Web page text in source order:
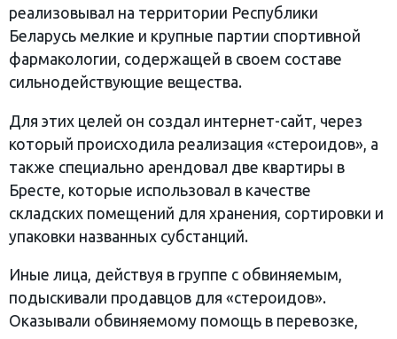
реализовывал на территории Республики
Беларусь мелкие и крупные партии спортивной
фармакологии, содержащей в своем составе
сильнодействующие вещества.
Для этих целей он создал интернет-сайт, через
который происходила реализация «стероидов», а
также специально арендовал две квартиры в
Бресте, которые использовал в качестве
складских помещений для хранения, сортировки и
упаковки названных субстанций.
Иные лица, действуя в группе с обвиняемым,
подыскивали продавцов для «стероидов».
Оказывали обвиняемому помощь в перевозке,